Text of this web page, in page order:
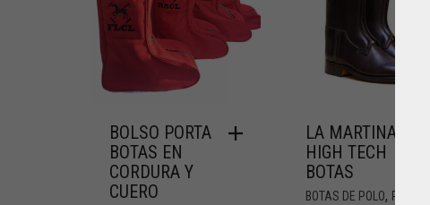
BOLSO PORTA
BOTAS EN
CORDURA Y
CUERO
LA MARTINA
HIGH TECH
BOTAS
BOTAS DE POLO, PARA EL